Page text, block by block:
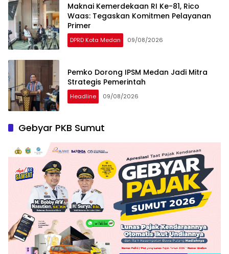
Maknai Kemerdekaan RI Ke-81, Rico
Waas: Tegaskan Komitmen Pelayanan
Primer
DPRD Kota Medan 09/08/2026
Pemko Dorong IPSM Medan Jadi Mitra
Strategis Pemerintah
Headline 09/08/2026
Gebyar PKB Sumut